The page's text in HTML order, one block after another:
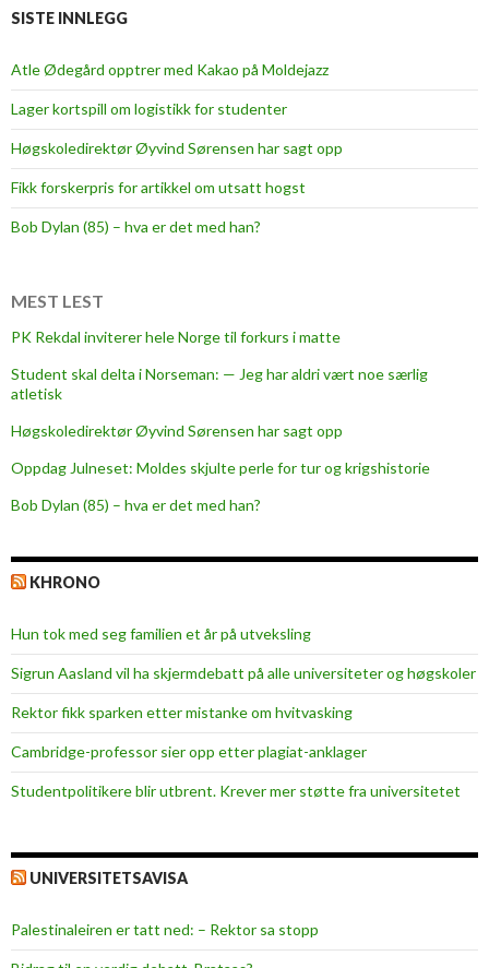
SISTE INNLEGG
Atle Ødegård opptrer med Kakao på Moldejazz
Lager kortspill om logistikk for studenter
Høgskoledirektør Øyvind Sørensen har sagt opp
Fikk forskerpris for artikkel om utsatt hogst
Bob Dylan (85) – hva er det med han?
MEST LEST
PK Rekdal inviterer hele Norge til forkurs i matte
Student skal delta i Norseman: — Jeg har aldri vært noe særlig
atletisk
Høgskoledirektør Øyvind Sørensen har sagt opp
Oppdag Julneset: Moldes skjulte perle for tur og krigshistorie
Bob Dylan (85) – hva er det med han?
KHRONO
Hun tok med seg familien et år på utveksling
Sigrun Aasland vil ha skjerm­debatt på alle universiteter og høgskoler
Rektor fikk sparken etter mistanke om hvitvasking
Cambridge-professor sier opp etter plagiat-anklager
Studentpolitikere blir utbrent. Krever mer støtte fra universitetet
UNIVERSITETSAVISA
Palestinaleiren er tatt ned: – Rektor sa stopp